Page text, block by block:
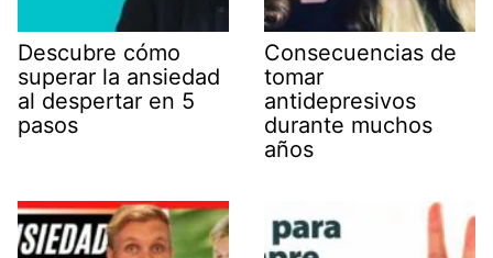
Descubre cómo
superar la ansiedad
al despertar en 5
pasos
Consecuencias de
tomar
antidepresivos
durante muchos
años